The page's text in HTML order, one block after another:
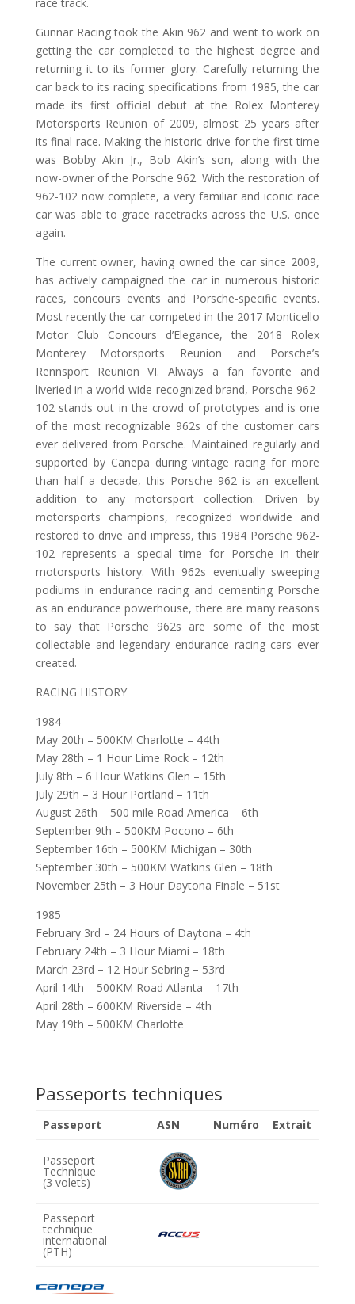
Gunnar Racing took the Akin 962 and went to work on
getting the car completed to the highest degree and
returning it to its former glory. Carefully returning the
car back to its racing specifications from 1985, the car
made its first official debut at the Rolex Monterey
Motorsports Reunion of 2009, almost 25 years after
its final race. Making the historic drive for the first time
was Bobby Akin Jr., Bob Akin’s son, along with the
now-owner of the Porsche 962. With the restoration of
962-102 now complete, a very familiar and iconic race
car was able to grace racetracks across the U.S. once
again.
The current owner, having owned the car since 2009,
has actively campaigned the car in numerous historic
races, concours events and Porsche-specific events.
Most recently the car competed in the 2017 Monticello
Motor Club Concours d’Elegance, the 2018 Rolex
Monterey Motorsports Reunion and Porsche’s
Rennsport Reunion VI. Always a fan favorite and
liveried in a world-wide recognized brand, Porsche 962-
102 stands out in the crowd of prototypes and is one
of the most recognizable 962s of the customer cars
ever delivered from Porsche. Maintained regularly and
supported by Canepa during vintage racing for more
than half a decade, this Porsche 962 is an excellent
addition to any motorsport collection. Driven by
motorsports champions, recognized worldwide and
restored to drive and impress, this 1984 Porsche 962-
102 represents a special time for Porsche in their
motorsports history. With 962s eventually sweeping
podiums in endurance racing and cementing Porsche
as an endurance powerhouse, there are many reasons
to say that Porsche 962s are some of the most
collectable and legendary endurance racing cars ever
created.
RACING HISTORY
1984
May 20th – 500KM Charlotte – 44th
May 28th – 1 Hour Lime Rock – 12th
July 8th – 6 Hour Watkins Glen – 15th
July 29th – 3 Hour Portland – 11th
August 26th – 500 mile Road America – 6th
September 9th – 500KM Pocono – 6th
September 16th – 500KM Michigan – 30th
September 30th – 500KM Watkins Glen – 18th
November 25th – 3 Hour Daytona Finale – 51st
1985
February 3rd – 24 Hours of Daytona – 4th
February 24th – 3 Hour Miami – 18th
March 23rd – 12 Hour Sebring – 53rd
April 14th – 500KM Road Atlanta – 17th
April 28th – 600KM Riverside – 4th
May 19th – 500KM Charlotte
Passeports techniques
Passeport ASN Numéro Extrait
Passeport
Technique
(3 volets)
Passeport
technique
international
(PTH)